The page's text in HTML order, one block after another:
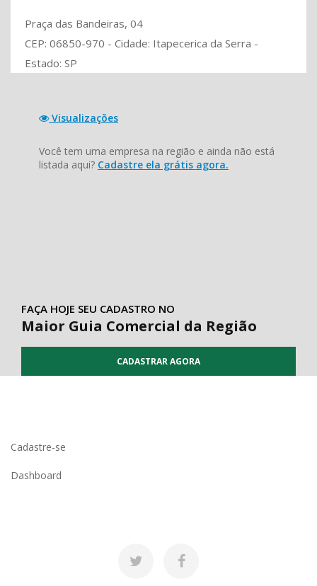
Praça das Bandeiras, 04
CEP: 06850-970 - Cidade: Itapecerica da Serra -
Estado: SP
Visualizações
Você tem uma empresa na região e ainda não está
listada aqui? Cadastre ela grátis agora.
FAÇA HOJE SEU CADASTRO NO
Maior Guia Comercial da Região
CADASTRAR AGORA
Cadastre-se
Dashboard